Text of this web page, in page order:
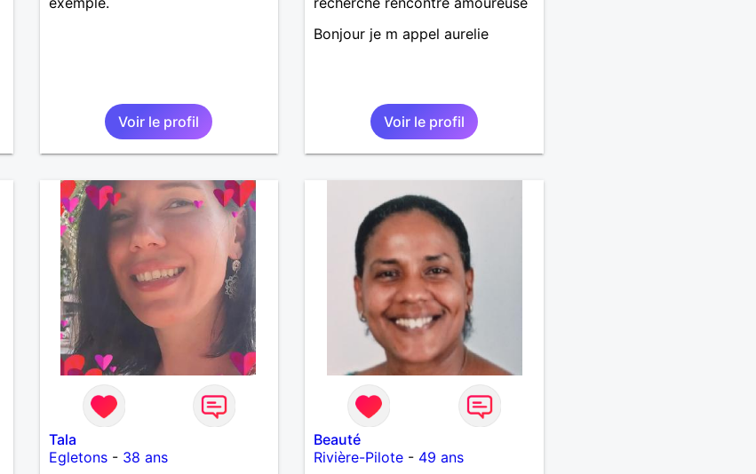
Voir le profil
Bonjour je m appel aurelie
Voir le profil
Tala
Egletons- 38 ans
Beauté
Rivière-Pilote - 49 ans